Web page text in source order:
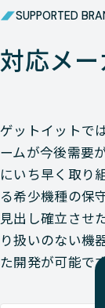
SUPPORTED
対応メ
ゲットイットで
ームが今後需要
にいち早く取り
る希少機種の保
見出し確立させ
り扱いのない機
た開発が可能で